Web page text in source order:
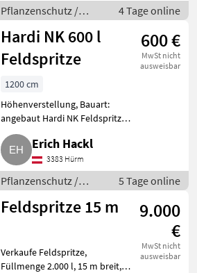
Pflanzenschutz /
Feldspritzen
4 Tage online
Hardi NK 600 l
Feldspritze
600 €
MwSt nicht
ausweisbar
1200 cm
Höhenverstellung, Bauart:
angebaut Hardi NK Feldspritze,
600 l, 12 m breit, einsatzbereit
mit Hangausgleich und hydr.
Höhenverstellung.
Pflanzenschutz Feldspritzen
Erich Hackl
3383 Hürm
Pflanzenschutz /
Feldspritzen
5 Tage online
Feldspritze 15 m
9.000
€
MwSt nicht
ausweisbar
Verkaufe Feldspritze,
Füllmenge 2.000 l, 15 m breit,